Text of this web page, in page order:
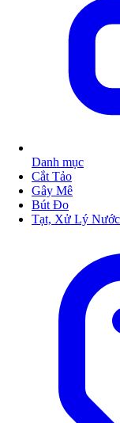
Danh mục
Cắt Tảo
Gây Mê
Bút Đo
Tạt, Xử Lý Nước